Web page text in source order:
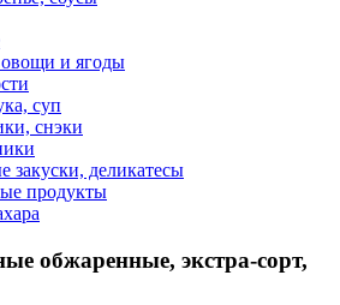
и ягоды
суп
снэки
деликатесы
продукты
обжаренные, экстра-сорт,